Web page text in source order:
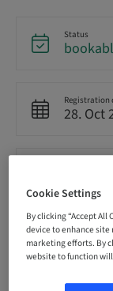
Status
Registration
28. Oct
Language
German
Cookie Settings
By clicking “Accept All
device to enhance
marketing efforts. By
website to function